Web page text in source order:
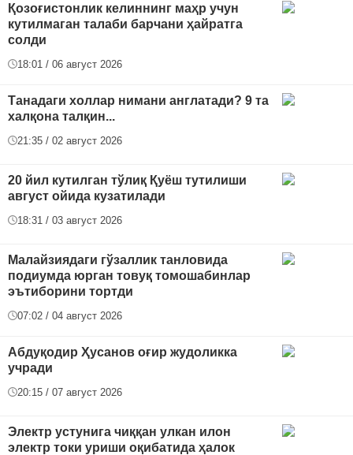
Қозоғистонлик келиннинг маҳр учун
кутилмаган талаби барчани ҳайратга
солди
18:01 / 06 август 2026
Танадаги холлар нимани англатади? 9 та
халқона талқин...
21:35 / 02 август 2026
20 йил кутилган тўлиқ Қуёш тутилиши
август ойида кузатилади
18:31 / 03 август 2026
Малайзиядаги гўзаллик танловида
подиумда юрган товуқ томошабинлар
эътиборини тортди
07:02 / 04 август 2026
Абдуқодир Ҳусанов оғир жудоликка
учради
20:15 / 07 август 2026
Электр устунига чиққан улкан илон
электр токи уриши оқибатида ҳалок